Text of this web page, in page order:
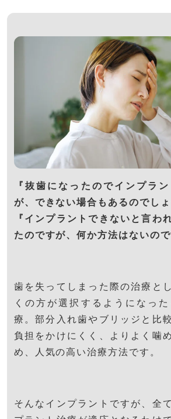
『抜歯になったのでインプラ
が、できない場合もあるのでしょ
『インプラントできないと言わ
たのですが、何か方法はないので
歯を失ってしまった際の治療と
くの方が選択するようになっ
療。部分入れ歯やブリッジと比
負担をかけにくく、よりよく噛
め、人気の高い治療方法です。
そんなインプラントですが、全